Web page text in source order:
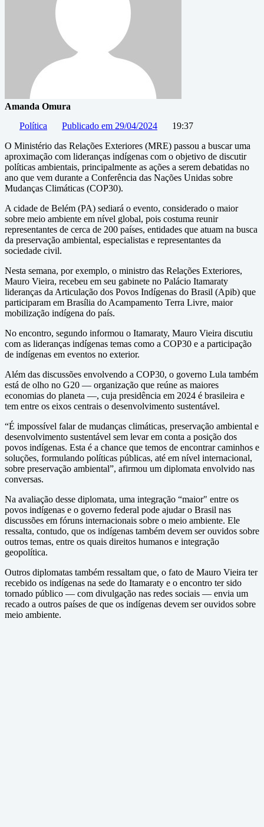
Amanda Omura
Política
Publicado em 29/04/2024
19:37
O Ministério das Relações Exteriores (MRE) passou a buscar uma
aproximação com lideranças indígenas com o objetivo de discutir
políticas ambientais, principalmente as ações a serem debatidas no
ano que vem durante a Conferência das Nações Unidas sobre
Mudanças Climáticas (COP30).
A cidade de Belém (PA) sediará o evento, considerado o maior
sobre meio ambiente em nível global, pois costuma reunir
representantes de cerca de 200 países, entidades que atuam na busca
da preservação ambiental, especialistas e representantes da
sociedade civil.
Nesta semana, por exemplo, o ministro das Relações Exteriores,
Mauro Vieira, recebeu em seu gabinete no Palácio Itamaraty
lideranças da Articulação dos Povos Indígenas do Brasil (Apib) que
participaram em Brasília do Acampamento Terra Livre, maior
mobilização indígena do país.
No encontro, segundo informou o Itamaraty, Mauro Vieira discutiu
com as lideranças indígenas temas como a COP30 e a participação
de indígenas em eventos no exterior.
Além das discussões envolvendo a COP30, o governo Lula também
está de olho no G20 — organização que reúne as maiores
economias do planeta —, cuja presidência em 2024 é brasileira e
tem entre os eixos centrais o desenvolvimento sustentável.
“É impossível falar de mudanças climáticas, preservação ambiental e
desenvolvimento sustentável sem levar em conta a posição dos
povos indígenas. Esta é a chance que temos de encontrar caminhos e
soluções, formulando políticas públicas, até em nível internacional,
sobre preservação ambiental”, afirmou um diplomata envolvido nas
conversas.
Na avaliação desse diplomata, uma integração “maior" entre os
povos indígenas e o governo federal pode ajudar o Brasil nas
discussões em fóruns internacionais sobre o meio ambiente. Ele
ressalta, contudo, que os indígenas também devem ser ouvidos sobre
outros temas, entre os quais direitos humanos e integração
geopolítica.
Outros diplomatas também ressaltam que, o fato de Mauro Vieira ter
recebido os indígenas na sede do Itamaraty e o encontro ter sido
tornado público — com divulgação nas redes sociais — envia um
recado a outros países de que os indígenas devem ser ouvidos sobre
meio ambiente.